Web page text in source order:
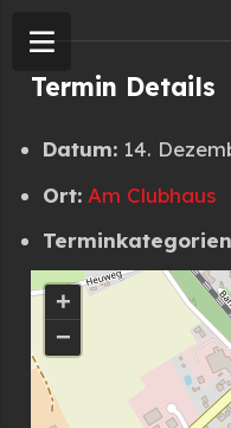
Termin Details
Datum: 14.
Ort: Am Clubhaus
+
−